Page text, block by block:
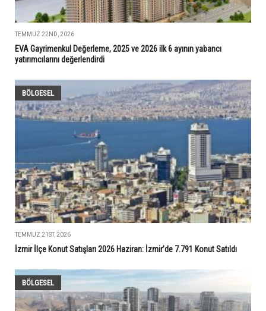
TEMMUZ 22ND, 2026
EVA Gayrimenkul Değerleme, 2025 ve 2026 ilk 6 ayının yabancı
yatırımcılarını değerlendirdi
BÖLGESEL
TEMMUZ 21ST, 2026
İzmir İlçe Konut Satışları 2026 Haziran: İzmir’de 7.791 Konut Satıldı
BÖLGESEL